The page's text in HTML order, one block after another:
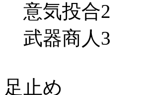
意気投合2
武器商人3
足止め